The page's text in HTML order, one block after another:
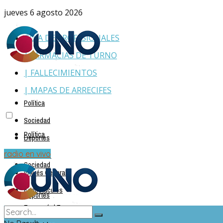
jueves 6 agosto 2026
GUÍA DE PROFESIONALES
| FARMACIAS DE TURNO
| FALLECIMIENTOS
| MAPAS DE ARRECIFES
Política
Sociedad
Deportes
Policiales
Interés General
Espectáculos
Economía | Empresas
Política
Sociedad
Deportes
radio en vivo